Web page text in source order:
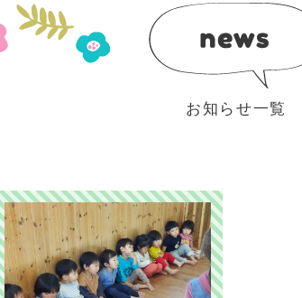
お知らせ一覧